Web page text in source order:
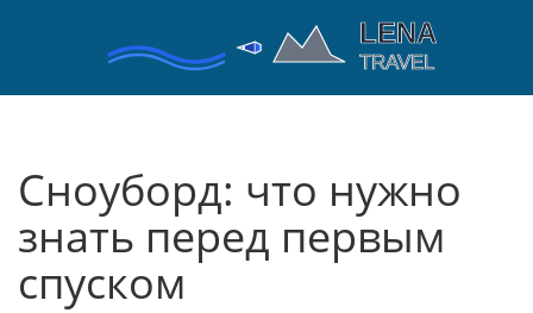
Сноуборд: что нужно
знать перед первым
спуском